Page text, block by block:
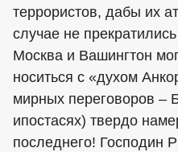
террористов, дабы их
случае не
Москва и Вашингтон
носиться с «духом
мирных переговоров –
ипостасях) твердо
последнего! Господин